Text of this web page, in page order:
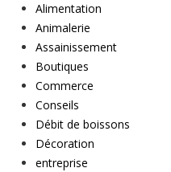
Alimentation
Animalerie
Assainissement
Boutiques
Commerce
Conseils
Débit de boissons
Décoration
entreprise